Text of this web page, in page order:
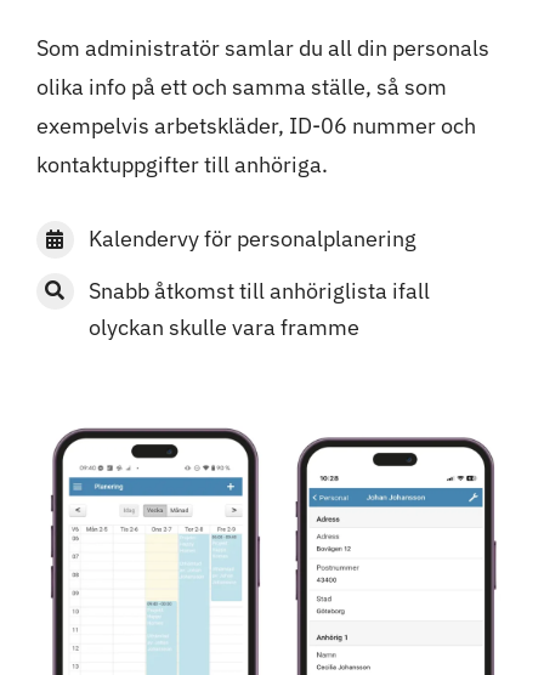
Som administratör samlar du all din personals
olika info på ett och samma ställe, så som
exempelvis arbetskläder, ID-06 nummer och
kontaktuppgifter till anhöriga.
Kalendervy för personalplanering
Snabb åtkomst till anhöriglista ifall
olyckan skulle vara framme